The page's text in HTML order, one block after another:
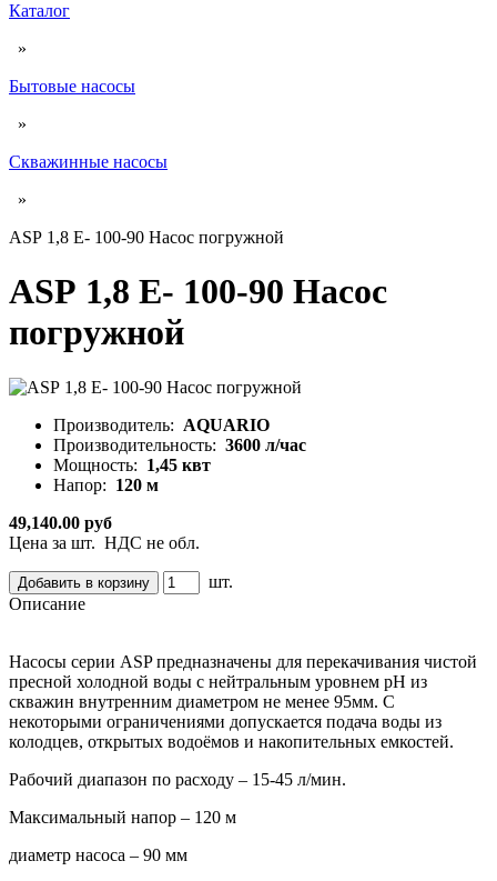
Каталог
»
Бытовые насосы
»
Скважинные насосы
»
ASР 1,8 Е- 100-90 Насос погружной
ASР 1,8 Е- 100-90 Насос
погружной
Производитель: AQUARIO
Производительность: 3600 л/час
Мощность: 1,45 квт
Напор: 120 м
49,140.00 руб
Цена за шт. НДС не обл.
шт.
Описание
Насосы серии ASP предназначены для перекачивания чистой
пресной холодной воды с нейтральным уровнем pH из
скважин внутренним диаметром не менее 95мм. С
некоторыми ограничениями допускается подача воды из
колодцев, открытых водоёмов и накопительных емкостей.
Рабочий диапазон по расходу – 15-45 л/мин.
Максимальный напор – 120 м
диаметр насоса – 90 мм